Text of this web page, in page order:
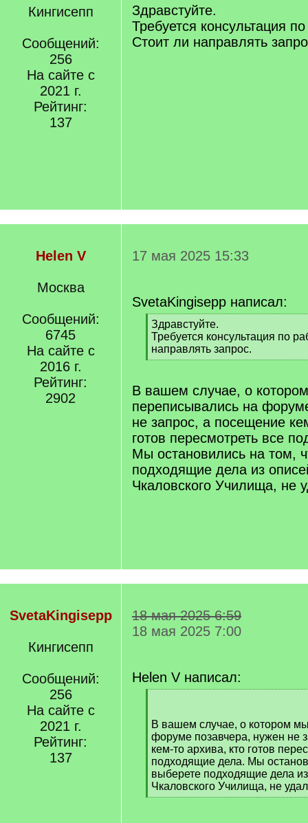
Кингисепп
Сообщений:
256
На сайте с
2021 г.
Рейтинг:
137
Здравстуйте.
Требуется консультация
Стоит ли направлять
Helen V
Москва
Сообщений:
6745
На сайте с
2016 г.
Рейтинг:
2902
17 мая 2025 15:33
SvetaKingisepp написал:
[
q
]
Здравстуйте.
Требуется консультация по
направлять запрос.
[
q
]
В вашем случае, о
переписывались на
не запрос, а посещение
готов пересмотреть все
Мы остановились на том,
подходящие дела из
Чкаловского Училища, не
SvetaKingisepp
Кингисепп
Сообщений:
256
На сайте с
2021 г.
Рейтинг:
137
18 мая 2025 6:59
18 мая 2025 7:00
Helen V написал:
]В вашем случае, о котором
форуме позавчера, нужен не
кем-то архива, кто готов
подходящие дела. Мы
выберете подходящие дела
Чкаловского Училища, не
[